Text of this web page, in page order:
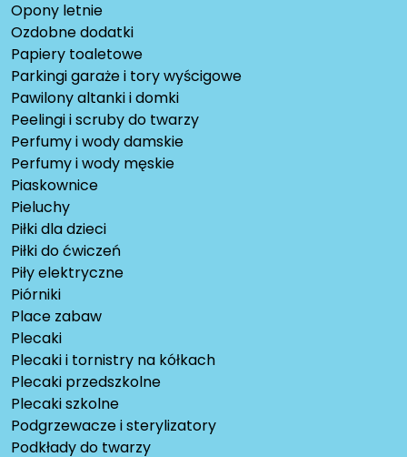
Opony letnie
Ozdobne dodatki
Papiery toaletowe
Parkingi garaże i tory wyścigowe
Pawilony altanki i domki
Peelingi i scruby do twarzy
Perfumy i wody damskie
Perfumy i wody męskie
Piaskownice
Pieluchy
Piłki dla dzieci
Piłki do ćwiczeń
Piły elektryczne
Piórniki
Place zabaw
Plecaki
Plecaki i tornistry na kółkach
Plecaki przedszkolne
Plecaki szkolne
Podgrzewacze i sterylizatory
Podkłady do twarzy